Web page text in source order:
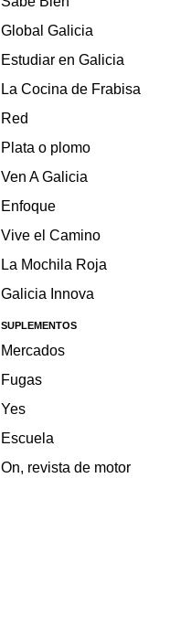
Global Galicia
Estudiar en Galicia
La Cocina de Frabisa
Red
Plata o plomo
Ven A Galicia
Enfoque
Vive el Camino
La Mochila Roja
Galicia Innova
SUPLEMENTOS
Mercados
Fugas
Yes
Escuela
On, revista de motor